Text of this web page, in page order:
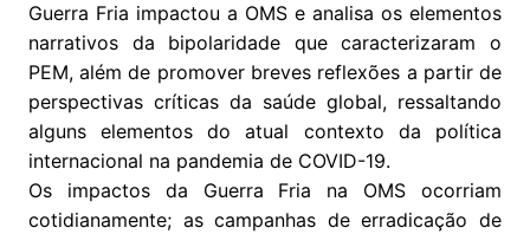
Guerra Fria impactou a OMS e analisa os elementos
narrativos da bipolaridade que caracterizaram o
PEM, além de promover breves reflexões a partir de
perspectivas críticas da saúde global, ressaltando
alguns elementos do atual contexto da política
internacional na pandemia de COVID-19.
Os impactos da Guerra Fria na OMS ocorriam
cotidianamente; as campanhas de erradicação de